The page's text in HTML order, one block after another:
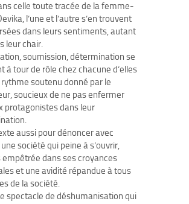
celle toute tracée de la femme-
l’une et l’autre s’en trouvent
dans leurs sentiments, autant
leur chair.
soumission, détermination se
à tour de rôle chez chacune d’elles
soutenu donné par le
soucieux de ne pas enfermer
protagonistes dans leur
aussi pour dénoncer avec
société qui peine à s’ouvrir,
dans ses croyances
et une avidité répandue à tous
de la société.
spectacle de déshumanisation qui